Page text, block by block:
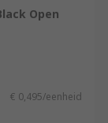
Open
€ 0,495/eenheid